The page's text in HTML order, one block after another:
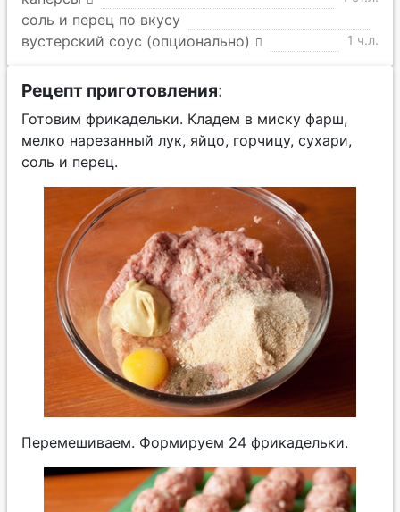
соль и перец по вкусу
вустерский соус (опционально)
1 ч.л.
Рецепт приготовления:
Готовим фрикадельки. Кладем в миску фарш,
мелко нарезанный лук, яйцо, горчицу, сухари,
соль и перец.
Перемешиваем. Формируем 24 фрикадельки.